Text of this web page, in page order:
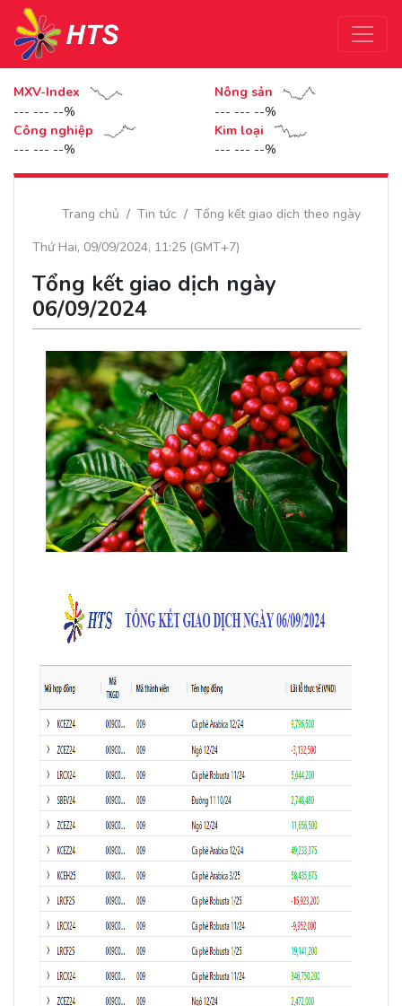
MXV-Index
--- --- --%
Nông sản
--- --- --%
Công nghiệp
--- --- --%
Kim loại
--- --- --%
Trang chủ Tin tức
Tổng kết giao dịch theo ngày
Thứ Hai, 09/09/2024, 11:25 (GMT+7)
Tổng kết giao dịch ngày
06/09/2024